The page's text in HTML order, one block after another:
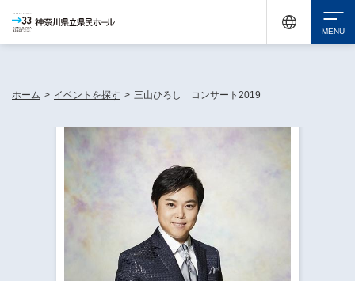
イベントを探す
休館中の県民ホールについて
ホーム > イベントを探す > 三山ひろし コンサート2019